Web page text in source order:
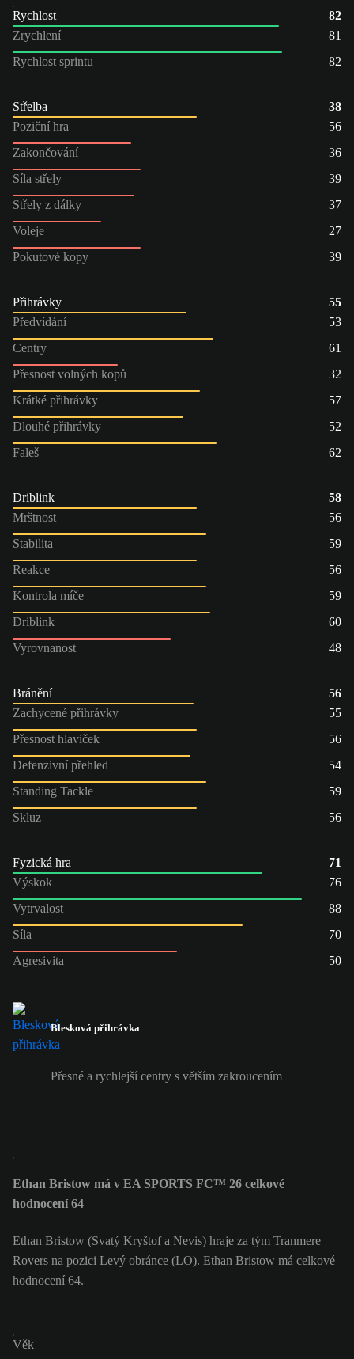
Rychlost
82
Zrychlení
81
Rychlost sprintu
82
Střelba
38
Poziční hra
56
Zakončování
36
Síla střely
39
Střely z dálky
37
Voleje
27
Pokutové kopy
39
Přihrávky
55
Předvídání
53
Centry
61
Přesnost volných kopů
32
Krátké přihrávky
57
Dlouhé přihrávky
52
Faleš
62
Driblink
58
Mrštnost
56
Stabilita
59
Reakce
56
Kontrola míče
59
Driblink
60
Vyrovnanost
48
Bránění
56
Zachycené přihrávky
55
Přesnost hlaviček
56
Defenzivní přehled
54
Standing Tackle
59
Skluz
56
Fyzická hra
71
Výskok
76
Vytrvalost
88
Síla
70
Agresivita
50
Blesková přihrávka
Přesné a rychlejší centry s větším zakroucením
Ethan Bristow má v EA SPORTS FC™ 26 celkové
hodnocení 64
Ethan Bristow (Svatý Kryštof a Nevis) hraje za tým Tranmere
Rovers na pozici Levý obránce (LO). Ethan Bristow má celkové
hodnocení 64.
Věk